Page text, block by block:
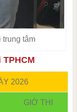
trung tâm
2026
GIỜ THI